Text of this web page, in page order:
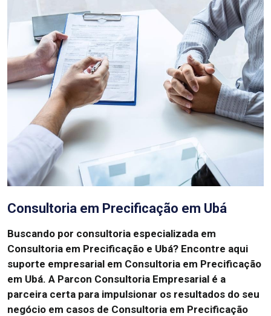
Consultoria em Precificação em Ubá
Buscando por consultoria especializada em
Consultoria em Precificação e Ubá? Encontre aqui
suporte empresarial em Consultoria em Precificação
em Ubá. A Parcon Consultoria Empresarial é a
parceira certa para impulsionar os resultados do seu
negócio em casos de Consultoria em Precificação